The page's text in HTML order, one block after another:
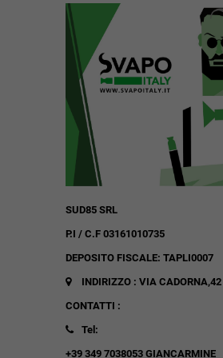
SUD85 SRL
P.I / C.F 03161010735
DEPOSITO FISCALE: TAPLI0007
INDIRIZZO : VIA CADORNA,42
CONTATTI :
Tel:
+39 349 7038053 GIANCARMINE